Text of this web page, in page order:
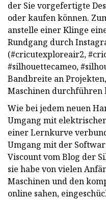
der Sie vorgefertigte
oder kaufen können.
anstelle einer Klinge
Rundgang durch
(#cricutexploreair2,
#silhouettecameo,
Bandbreite an
Maschinen durchführen
Wie bei jedem neuen
Umgang mit
einer Lernkurve
Umgang mit der
Viscount vom Blog der
sie habe von vielen
Maschinen und den
online sahen,